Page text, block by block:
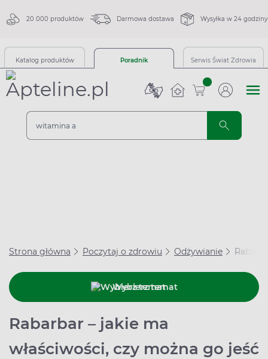
20 000 produktów Darmowa dostawa Wysyłka w 24 godziny
Katalog produktów Poradnik Serwis Świat Zdrowia
sztuk
Strona główna Poczytaj o zdrowiu Odżywianie
Wybierz temat
Rabarbar – jakie ma
właściwości, czy można go jeść